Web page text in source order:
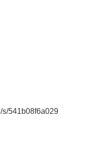
s/541b08f6a029